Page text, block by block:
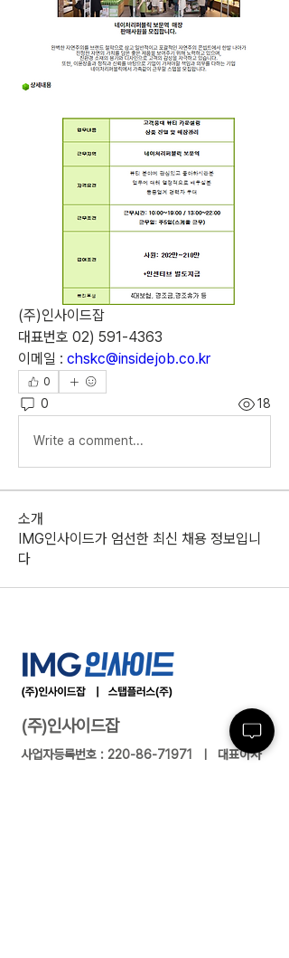
(주)인사이드잡
대표번호 02) 591-4363
이메일 : chskc@insidejob.co.kr
0
0 18
Write a comment...
소개
IMG인사이드가 엄선한 최신 채용 정보입니
다
(주)인사이드잡
사업자등록번호 : 220-86-71971
ㅣ 대표이사